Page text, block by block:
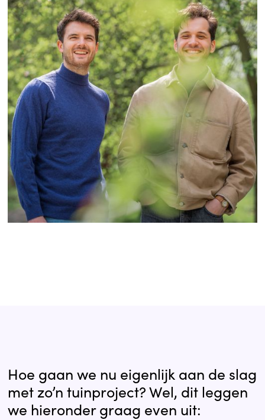
Hoe gaan we nu eigenlijk aan de slag
met zo’n tuinproject? Wel, dit leggen
we hieronder graag even uit: